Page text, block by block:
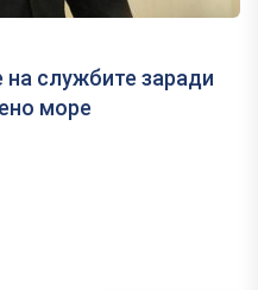
службите заради
море